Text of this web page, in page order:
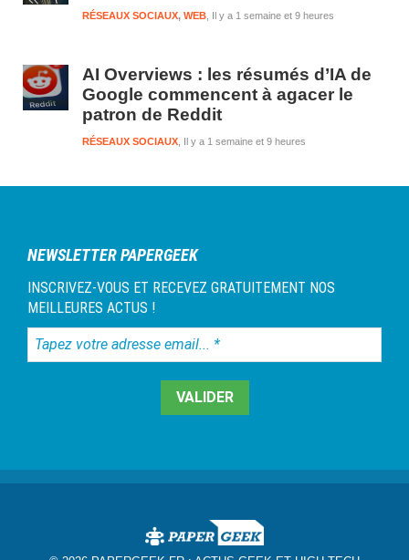
Il y a 1 semaine et 9 heures
RÉSEAUX SOCIAUX, WEB
AI Overviews : les résumés d’IA de
Google commencent à agacer le
patron de Reddit
Il y a 1 semaine et 9 heures
RÉSEAUX SOCIAUX
NEWSLETTER PAPERGEEK
INSCRIVEZ-VOUS ET RECEVEZ GRATUITEMENT NOS
MEILLEURES ACTUS !
Tapez
votre